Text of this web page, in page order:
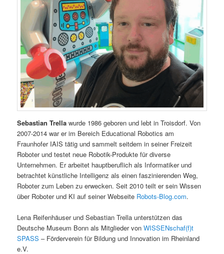
Sebastian Trella wurde 1986 geboren und lebt in Troisdorf. Von
2007-2014 war er im Bereich Educational Robotics am
Fraunhofer IAIS tätig und sammelt seitdem in seiner Freizeit
Roboter und testet neue Robotik-Produkte für diverse
Unternehmen. Er arbeitet hauptberuflich als Informatiker und
betrachtet künstliche Intelligenz als einen faszinierenden Weg,
Roboter zum Leben zu erwecken. Seit 2010 teilt er sein Wissen
über Roboter und KI auf seiner Webseite Robots-Blog.com.
Lena Reifenhäuser und Sebastian Trella unterstützen das
Deutsche Museum Bonn als Mitglieder vonWISSENschaf(f)t
SPASS – Förderverein für Bildung und Innovation im Rheinland
e.V.